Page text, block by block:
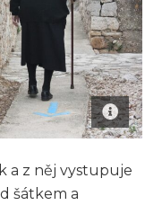
a z něj vystupuje
šátkem a